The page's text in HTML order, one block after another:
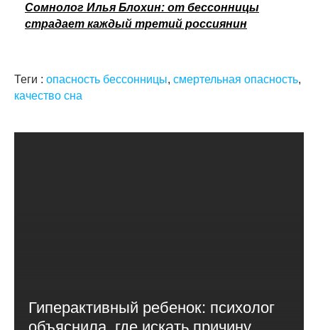
Сомнолог Илья Блохин: от бессонницы
страдает каждый третий россиянин
Теги : опасность бессонницы, смертельная опасность,
качество сна
Гиперактивный ребенок: психолог
объяснила, где искать причину